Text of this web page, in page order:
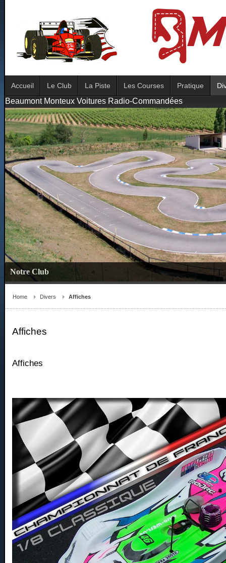
Accueil Le Club La Piste Les Courses Pratique
Beaumont Monteux Voitures Radio-Commandées
Home Divers Affiches
Affiches
Affiches